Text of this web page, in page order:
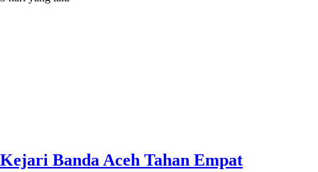
Kejari Banda Aceh Tahan Empat